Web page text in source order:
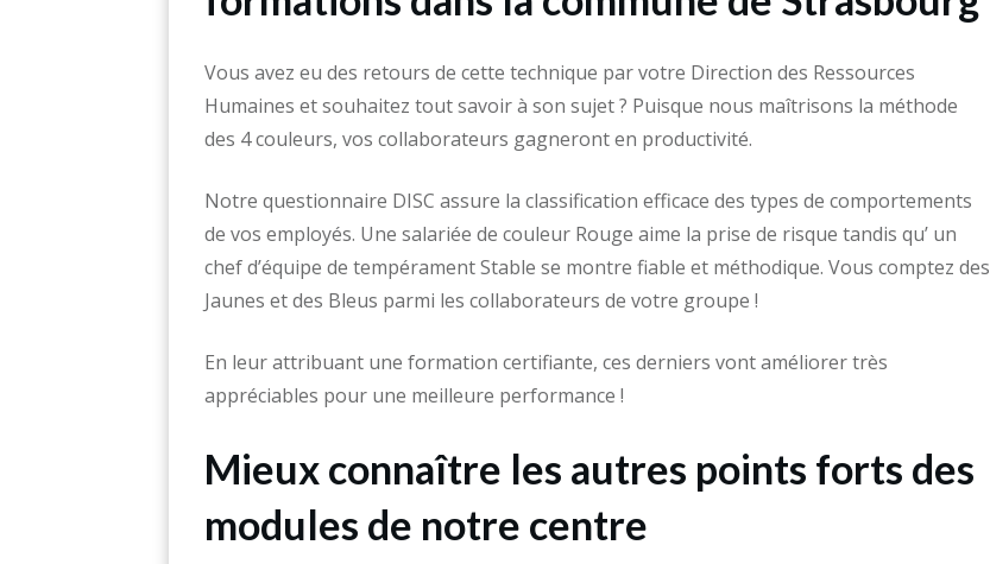
Vous avez eu des retours de cette technique par votre Direction des Ressources
Humaines et souhaitez tout savoir à son sujet ? Puisque nous maîtrisons la méthode
des 4 couleurs, vos collaborateurs gagneront en productivité.
Notre questionnaire DISC assure la classification efficace des types de comportements
de vos employés. Une salariée de couleur Rouge aime la prise de risque tandis qu’ un
chef d’équipe de tempérament Stable se montre fiable et méthodique. Vous comptez des
Jaunes et des Bleus parmi les collaborateurs de votre groupe !
En leur attribuant une formation certifiante, ces derniers vont améliorer très
appréciables pour une meilleure performance !
Mieux connaître les autres points forts des
modules de notre centre